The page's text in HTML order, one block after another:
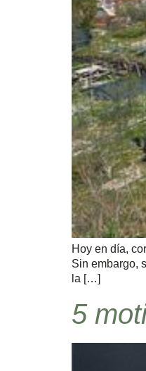
Hoy en día,
Sin embargo,
la […]
5